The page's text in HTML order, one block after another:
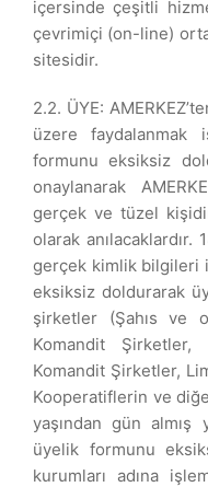
içersinde çeşitli
çevrimiçi (on-line)
sitesidir.
2.2. ÜYE:
üzere faydalanmak
formunu eksiksiz
onaylanarak
gerçek ve tüzel
olarak anılacaklardır.
gerçek kimlik bilgileri
eksiksiz doldurarak
şirketler (Şahıs ve
Komandit Şirketler,
Komandit Şirketler,
Kooperatiflerin ve
yaşından gün almış
üyelik formunu
kurumları adına